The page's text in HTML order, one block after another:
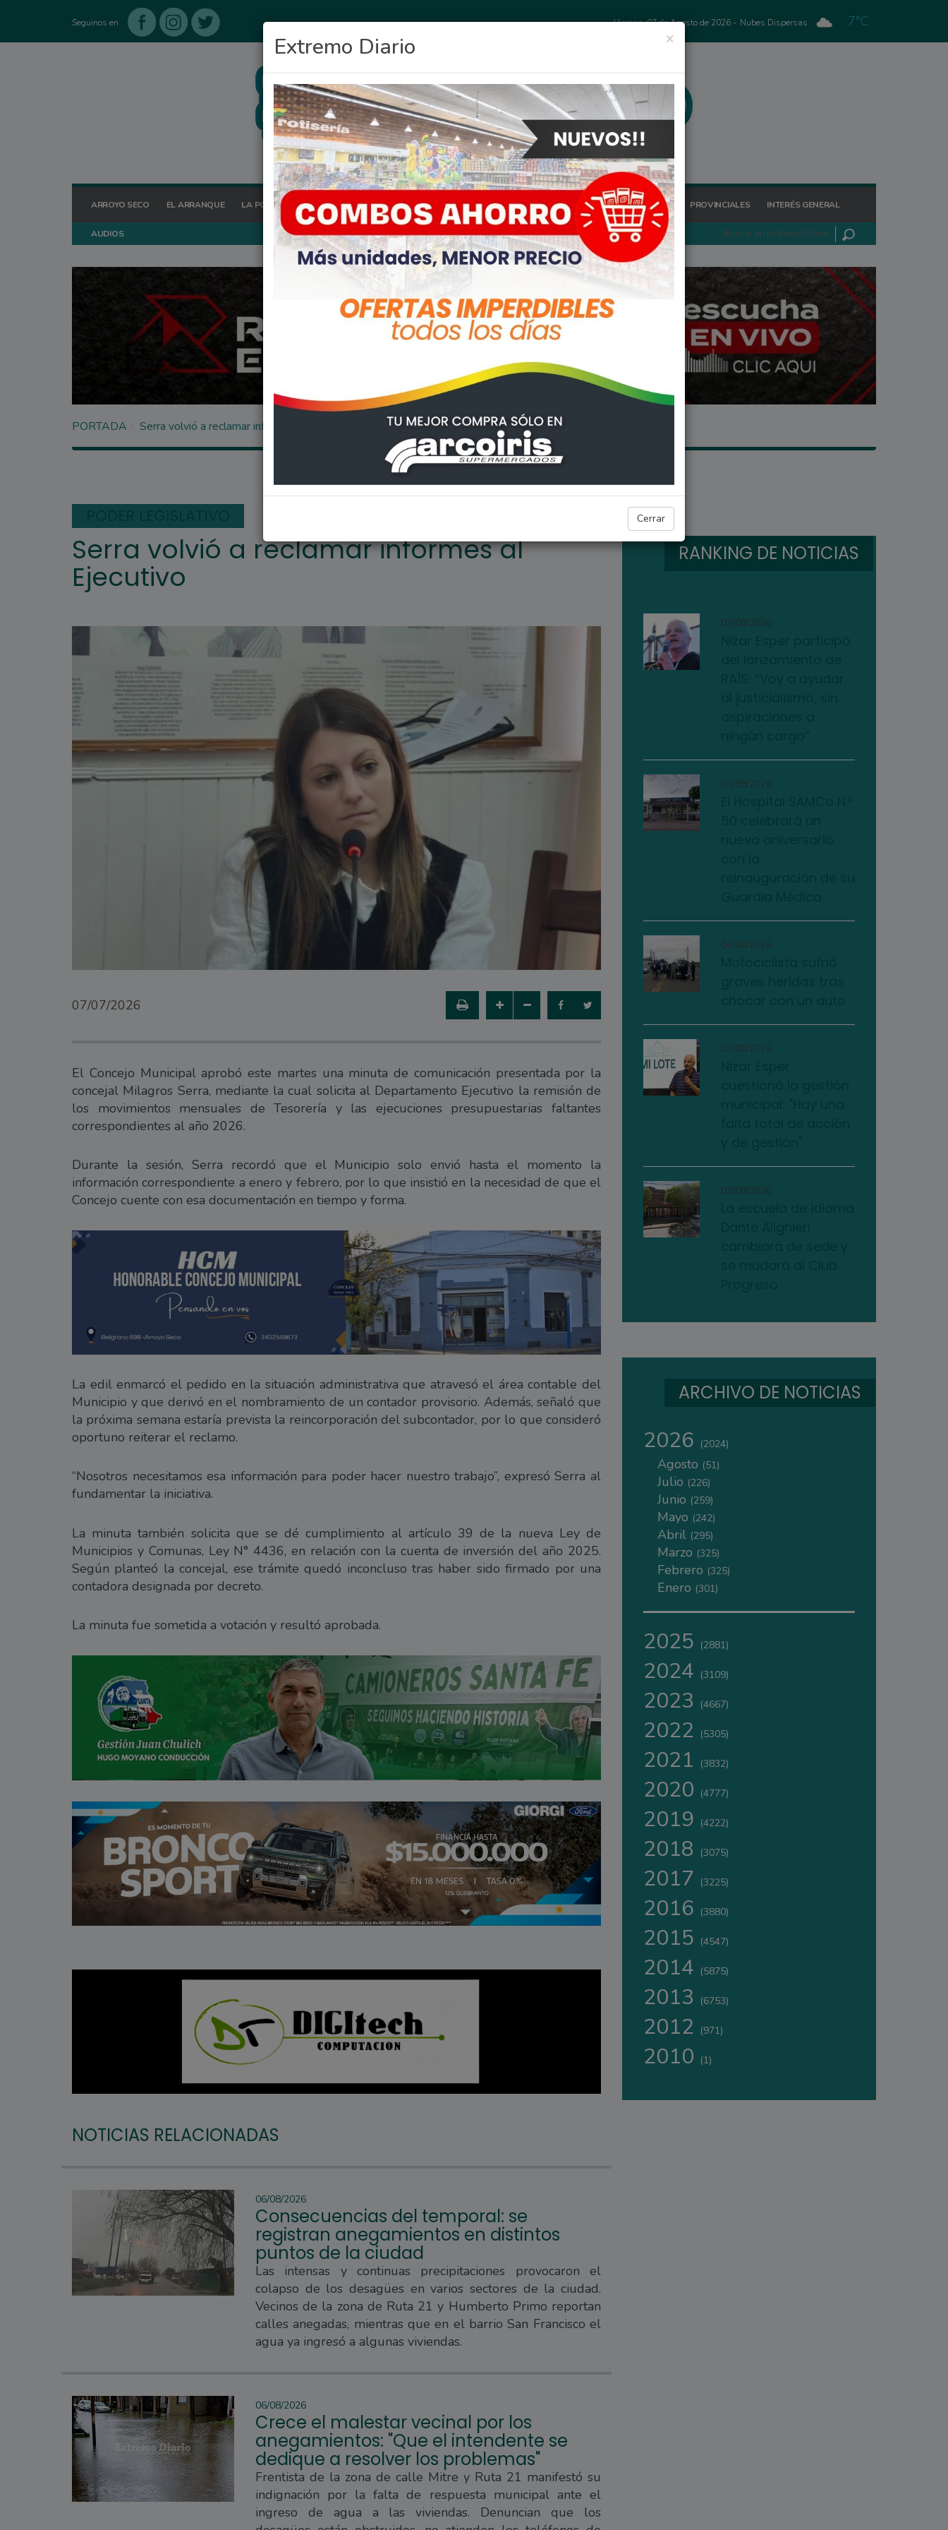
Seguinos en Viernes, 07 de Agosto de 2026 - Nubes Dispersas 7°C
ARROYO SECO EL ARRANQUE LA POSTA HOY OCIO DEPORTES FIGHIERA GENERAL LAGOS POLICIALES REGIONALES PROVINCIALES INTERÉS GENERAL
AUDIOS
×
Extremo Diario
Cerrar
PORTADA Serra volvió a reclamar informes al Ejecutivo
ARROYO SECO
Serra volvió a reclamar informes al
Ejecutivo
07/07/2026
El Concejo Municipal aprobó este martes una minuta de comunicación presentada por la
concejal Milagros Serra, mediante la cual solicita al Departamento Ejecutivo la remisión de
los movimientos mensuales de Tesorería y las ejecuciones presupuestarias faltantes
correspondientes al año 2026.
Durante la sesión, Serra recordó que el Municipio solo envió hasta el momento la
información correspondiente a enero y febrero, por lo que insistió en la necesidad de que el
Concejo cuente con esa documentación en tiempo y forma.
La edil enmarcó el pedido en la situación administrativa que atravesó el área contable del
Municipio y que derivó en el nombramiento de un contador provisorio. Además, señaló que
la próxima semana estaría prevista la reincorporación del subcontador, por lo que consideró
oportuno reiterar el reclamo.
“Nosotros necesitamos esa información para poder hacer nuestro trabajo”, expresó Serra al
fundamentar la iniciativa.
La minuta también solicita que se dé cumplimiento al artículo 39 de la nueva Ley de
Municipios y Comunas, Ley N° 4436, en relación con la cuenta de inversión del año 2025.
Según planteó la concejal, ese trámite quedó inconcluso tras haber sido firmado por una
contadora designada por decreto.
La minuta fue sometida a votación y resultó aprobada.
NOTICIAS RELACIONADAS
06/08/2026
Consecuencias del temporal: se
registran anegamientos en distintos
puntos de la ciudad
Las intensas y continuas precipitaciones provocaron el
colapso de los desagües en varios sectores de la ciudad.
Vecinos de la zona de Ruta 21 y Humberto Primo reportan
calles anegadas, mientras que en el barrio San Francisco el
agua ya ingresó a algunas viviendas.
06/08/2026
Crece el malestar vecinal por los
anegamientos: "Que el intendente se
dedique a resolver los problemas"
Frentista de la zona de calle Mitre y Ruta 21 manifestó su
indignación por la falta de respuesta municipal ante el
ingreso de agua a las viviendas. Denuncian que los
RANKING DE NOTICIAS
03/08/2026
03/08/2026
04/08/2026
03/08/2026
03/08/2026
ARCHIVO DE NOTICIAS
2026 (2024)
Agosto (51)
Julio (226)
Junio (259)
Mayo (242)
Abril (295)
Marzo (325)
Febrero (325)
Enero (301)
2025 (2881)
2024 (3109)
2023 (4667)
2022 (5305)
2021 (3832)
2020 (4777)
2019 (4222)
2018 (3075)
2017 (3225)
2016 (3880)
2015 (4547)
2014 (5875)
2013 (6753)
2012 (971)
2010 (1)